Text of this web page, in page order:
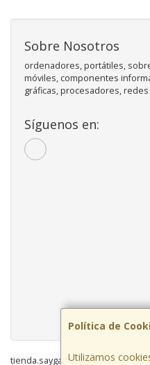
Política de
Utilizamos
Sobre Nosotros
ordenadores, portátiles,
móviles, componentes
gráficas, procesadores, redes
Síguenos en:
tienda.saygainformatica.com ©